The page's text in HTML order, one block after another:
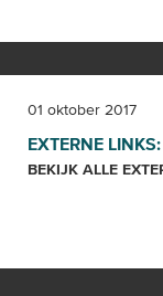
01 oktober 2017
EXTERNE LINKS:
BEKIJK ALLE